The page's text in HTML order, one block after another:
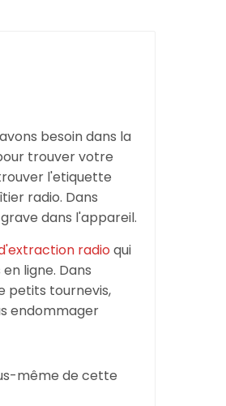
besoin dans la
trouver votre
l'etiquette
radio. Dans
dans l'appareil.
radio qui
ligne. Dans
petits tournevis,
endommager
même de cette